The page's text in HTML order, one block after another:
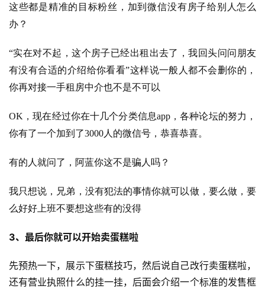
员
专
这些都是精准的目标粉丝，加到微信​没有房子给别人怎么
办？
“实在对不起，这个房子已经出租出去了，我回头问问朋友
有没有合适的介绍给你看看”这样说一般人都不会删你的，
你再对接一手租房中介也不是不可以
OK，现在经过你在十几个分类信息app，各种论坛的努力，
你有了一个加到了3000人的微信号​，恭喜恭喜​。
​有的人就问了，阿蓝你这不是骗人吗？
我只想说，兄弟，没有犯法的事情你就可以做，要么做，要
么好好上班不要想这些有的没得
3、最后你就可以开始卖蛋糕啦
先预热一下，展示下蛋糕技巧，然后说自己改行卖蛋糕啦，
还有营业执照什么的挂一挂，后面会介绍一个标准的发售框